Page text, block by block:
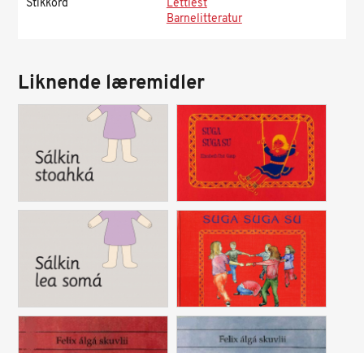
Stikkord
Lettlest
Barnelitteratur
Liknende læremidler